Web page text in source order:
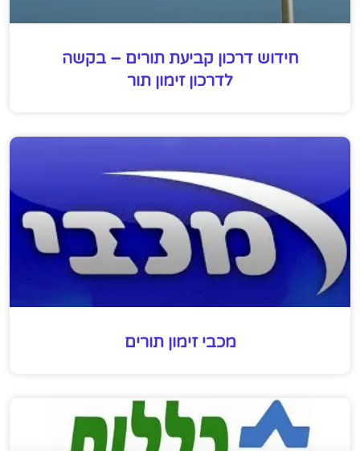
חידוש דרכון קביעת תורים – בקשה
לדרכון זימון תור
מכבי זימון תורים